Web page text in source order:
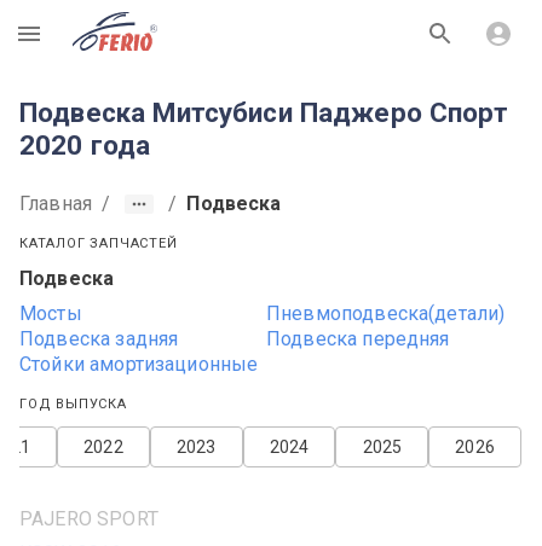
R
Подвеска Митсубиси Паджеро Спорт
2020 года
Главная / / Подвеска
КАТАЛОГ ЗАПЧАСТЕЙ
Подвеска
Мосты
Пневмоподвеска(детали)
Подвеска задняя
Подвеска передняя
Стойки амортизационные
ГОД ВЫПУСКА
2026
2025
2024
2023
2022
PAJERO SPORT